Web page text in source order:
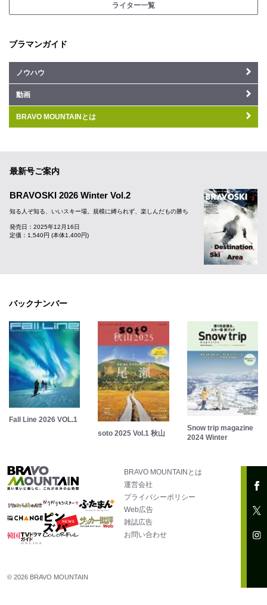
ライター一覧
ブラマンガイド
ノウハウ
動画
BRAVO MOUNTAINとは
最新号ご案内
BRAVOSKI 2026 Winter Vol.2
知る人ぞ知る、いいスキー場。規模に縛られず、楽しんだもの勝ち
発売日：2025年12月16日
定価：1,540円 (本体1,400円)
バックナンバー
Fall Line 2026 VOL.1
soto 2025 Vol.1 秋山
Snow trip magazine
2024 Winter
BRAVO MOUNTAINとは
運営会社
プライバシーポリシー
Web広告
雑誌広告
お問い合わせ
© 2026 BRAVO MOUNTAIN